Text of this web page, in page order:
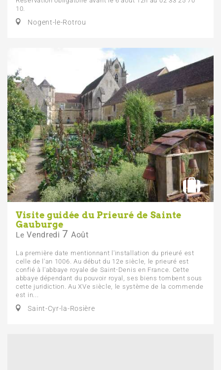
10.
Nogent-le-Rotrou
Visite guidée du Prieuré de Sainte
Gauburge
Le Vendredi 7 Août
La première date mentionnant l'installation du prieuré est
celle de l'an 1006. Au début du 12e siècle, le prieuré est
confié à l'abbaye royale de Saint-Denis en France. Cette
abbaye dépendant du pouvoir royal, ses biens tombent sous
cette juridiction. Au XVe siècle, le système de la commende
est in...
Saint-Cyr-la-Rosière